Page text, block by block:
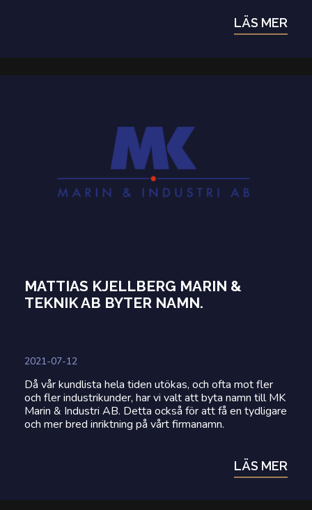
LÄS MER
MATTIAS KJELLBERG MARIN &
TEKNIK AB BYTER NAMN.
2021-07-12
Då vår kundlista hela tiden utökas, och ofta mot fler
och fler industrikunder, har vi valt att byta namn till MK
Marin & Industri AB. Detta också för att få en tydligare
och mer bred inriktning på vårt firmanamn.
LÄS MER